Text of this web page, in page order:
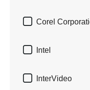
 Corel
 Intel
 InterVideo